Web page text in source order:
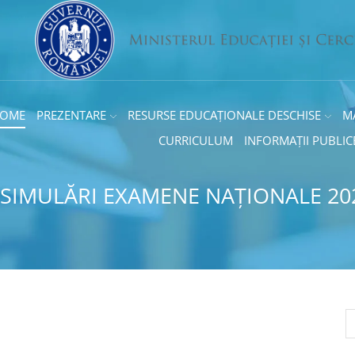
PREZENTARE RESURSE EDUCAȚIONALE DESCHISE
CURRICULUM
INFORMAȚII
EXAMENE NAȚIONALE